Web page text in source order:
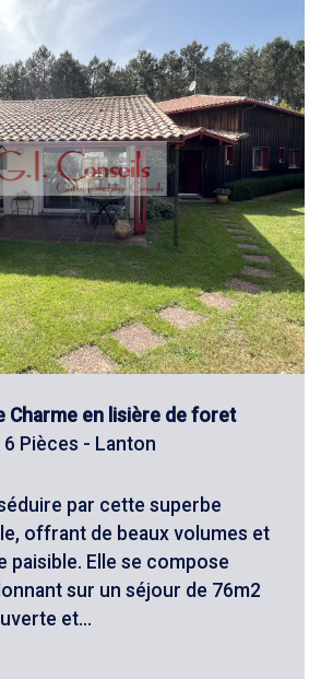
Charme en lisière de foret
6 Pièces - Lanton
par cette superbe
offrant de beaux volumes et
paisible. Elle se compose
sur un séjour de 76m2
et...